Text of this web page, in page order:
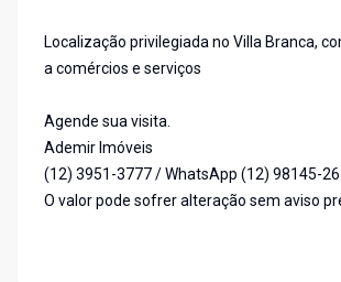
Localização privilegiada no Villa Branca,
a comércios e serviços
Agende sua visita.
Ademir Imóveis
(12) 3951-3777 / WhatsApp (12) 98145-
O valor pode sofrer alteração sem aviso